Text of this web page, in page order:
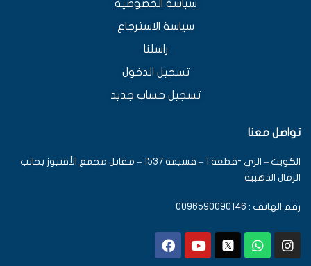
سياسة الخصوصية
سياسة الاسترجاع
راسلنا
تسجيل الدخول
تسجيل حساب جديد
تواصل معنا
الكويت – الري -قطعة 1 – قسيمة 1537 – مقابل مجمع الأفنيوز بجانب
الرمال الذهبية
رقم الهاتف : 0096590090146